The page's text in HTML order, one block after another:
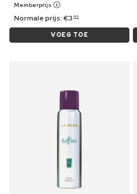
Memberprijs
Normale prijs:€3 49
VOEG TOE